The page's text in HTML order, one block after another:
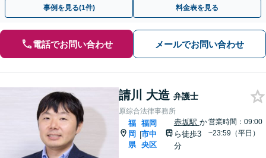
事例を見る(1件) 料金表を見る
電話でお問い合わせ メールでお問い合わせ
請川 大造 弁護士
原綜合法律事務所
福
岡
県
|
福岡
市中
央区
赤坂駅 か
ら徒歩3
分
営業時間：09:00
~23:59（平日）